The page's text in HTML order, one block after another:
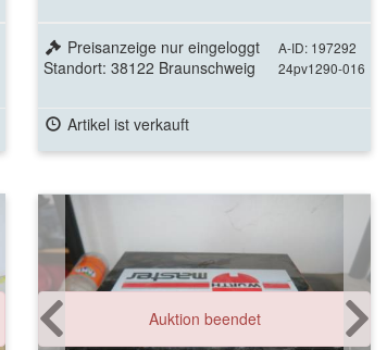
A-ID: 197292
24pv1290-016
Preisanzeige nur eingeloggt
Standort: 38122 Braunschweig
Artikel ist verkauft
Auktion beendet